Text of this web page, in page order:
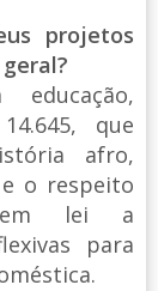
projetos
que
afro,
o respeito
em lei a
para